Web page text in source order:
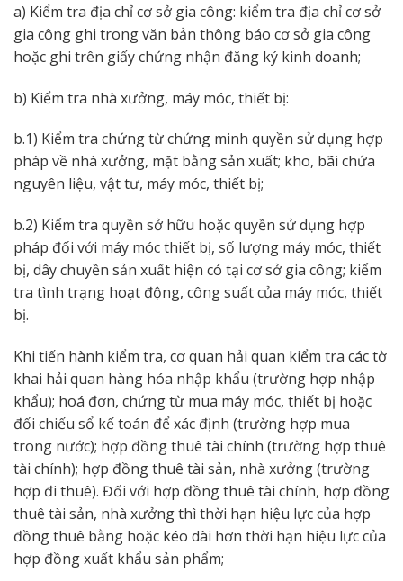
a) Kiểm tra địa chỉ cơ sở gia công: kiểm tra địa chỉ cơ sở
gia công ghi trong văn bản thông báo cơ sở gia công
hoặc ghi trên giấy chứng nhận đăng ký kinh doanh;
b) Kiểm tra nhà xưởng, máy móc, thiết bị:
b.1) Kiểm tra chứng từ chứng minh quyền sử dụng hợp
pháp về nhà xưởng, mặt bằng sản xuất; kho, bãi chứa
nguyên liệu, vật tư, máy móc, thiết bị;
b.2) Kiểm tra quyền sở hữu hoặc quyền sử dụng hợp
pháp đối với máy móc thiết bị, số lượng máy móc, thiết
bị, dây chuyền sản xuất hiện có tại cơ sở gia công; kiểm
tra tình trạng hoạt động, công suất của máy móc, thiết
bị.
Khi tiến hành kiểm tra, cơ quan hải quan kiểm tra các tờ
khai hải quan hàng hóa nhập khẩu (trường hợp nhập
khẩu); hoá đơn, chứng từ mua máy móc, thiết bị hoặc
đối chiếu sổ kế toán để xác định (trường hợp mua
trong nước); hợp đồng thuê tài chính (trường hợp thuê
tài chính); hợp đồng thuê tài sản, nhà xưởng (trường
hợp đi thuê). Đối với hợp đồng thuê tài chính, hợp đồng
thuê tài sản, nhà xưởng thì thời hạn hiệu lực của hợp
đồng thuê bằng hoặc kéo dài hơn thời hạn hiệu lực của
hợp đồng xuất khẩu sản phẩm;